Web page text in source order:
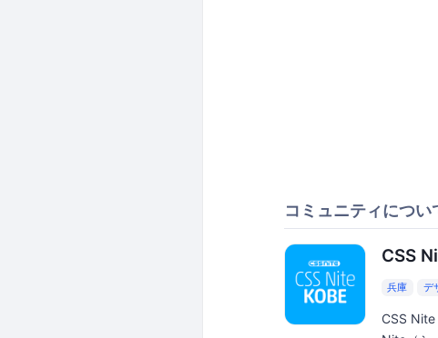
コミュニティについ
CSS
兵庫 デ
CSS